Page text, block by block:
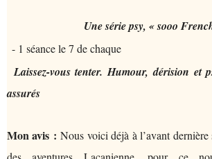
Une série psy, « sooo
- 1 séance le 7 de chaque
Laissez-vous tenter. Humour, dérision et
assurés
Mon avis : Nous voici déjà à l’avant dernière